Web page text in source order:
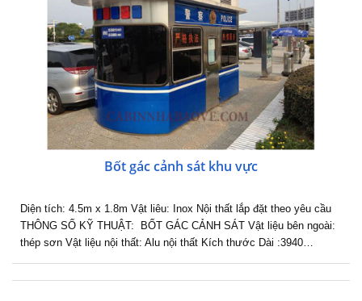
Bốt gác cảnh sát khu vực
Diện tích: 4.5m x 1.8m Vật liêu: Inox Nội thất lắp đặt theo yêu cầu
THÔNG SỐ KỸ THUẬT: BỐT GÁC CẢNH SÁT Vật liệu bên ngoài:
thép sơn Vật liệu nội thất: Alu nội thất Kích thước Dài :3940…